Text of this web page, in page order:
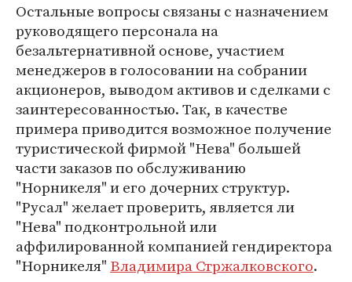
Остальные вопросы связаны с назначением
руководящего персонала на
безальтернативной основе, участием
менеджеров в голосовании на собрании
акционеров, выводом активов и сделками с
заинтересованностью. Так, в качестве
примера приводится возможное получение
туристической фирмой "Нева" большей
части заказов по обслуживанию
"Норникеля" и его дочерних структур.
"Русал" желает проверить, является ли
"Нева" подконтрольной или
аффилированной компанией гендиректора
"Норникеля" Владимира Стржалковского.